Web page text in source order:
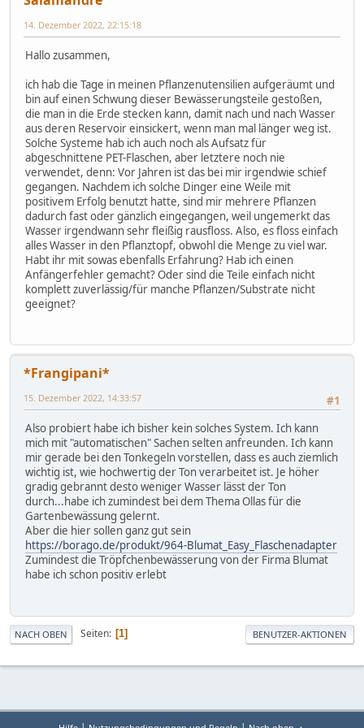
14. Dezember 2022, 22:15:18
Hallo zusammen,
ich hab die Tage in meinen Pflanzenutensilien aufgeräumt und
bin auf einen Schwung dieser Bewässerungsteile gestoßen,
die man in die Erde stecken kann, damit nach und nach Wasser
aus deren Reservoir einsickert, wenn man mal länger weg ist.
Solche Systeme hab ich auch noch als Aufsatz für
abgeschnittene PET-Flaschen, aber letztere noch nie
verwendet, denn: Vor Jahren ist das bei mir irgendwie schief
gegangen. Nachdem ich solche Dinger eine Weile mit
positivem Erfolg benutzt hatte, sind mir mehrere Pflanzen
dadurch fast oder gänzlich eingegangen, weil ungemerkt das
Wasser irgendwann sehr fleißig rausfloss. Also, es floss einfach
alles Wasser in den Pflanztopf, obwohl die Menge zu viel war.
Habt ihr mit sowas ebenfalls Erfahrung? Hab ich einen
Anfängerfehler gemacht? Oder sind die Teile einfach nicht
komplett zuverlässig/für manche Pflanzen/Substrate nicht
geeignet?
*Frangipani*
#1
15. Dezember 2022, 14:33:57
Also probiert habe ich bisher kein solches System. Ich kann
mich mit "automatischen" Sachen selten anfreunden. Ich kann
mir gerade bei den Tonkegeln vorstellen, dass es auch ziemlich
wichtig ist, wie hochwertig der Ton verarbeitet ist. Je höher
gradig gebrannt desto weniger Wasser lässt der Ton
durch...habe ich zumindest bei dem Thema Ollas für die
Gartenbewässung gelernt.
Aber die hier sollen ganz gut sein
https://borago.de/produkt/964-Blumat_Easy_Flaschenadapter
Zumindest die Tröpfchenbewässerung von der Firma Blumat
habe ich schon positiv erlebt
NACH OBEN Seiten 1 BENUTZER-AKTIONEN